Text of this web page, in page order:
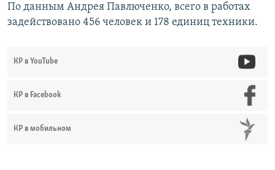
По данным Андрея Павлюченко, всего в работах
задействовано 456 человек и 178 единиц техники.
КР в YouTube
КР в Facebook
КР в мобильном